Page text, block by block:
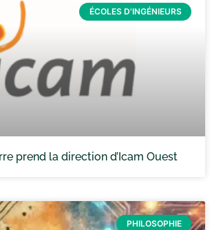
ÉCOLES D'INGÉNIEURS
prend la direction d’Icam Ouest
PHILOSOPHIE